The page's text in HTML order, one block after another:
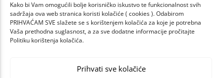
Kako bi Vam omogućili bolje korisničko iskustvo te funkcionalnost svih
sadržaja ova web stranica koristi kolačiće ( cookies ). Odabirom
PRIHVAĆAM SVE slažete se s korištenjem kolačića za koje je potrebna
Vaša prethodna suglasnost, a za sve dodatne informacije pročitajte
Politiku korištenja kolačića.
Prihvati sve kolačiće